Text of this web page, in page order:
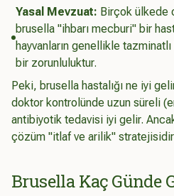
Yasal Mevzuat: Birçok ülkede
brusella "ihbarı mecburi" bir
hayvanların genellikle
bir zorunluluktur.
Peki, brusella hastalığı ne iyi
doktor kontrolünde uzun süreli
antibiyotik tedavisi iyi gelir.
çözüm "itlaf ve arilik"
Brusella Kaç Günde